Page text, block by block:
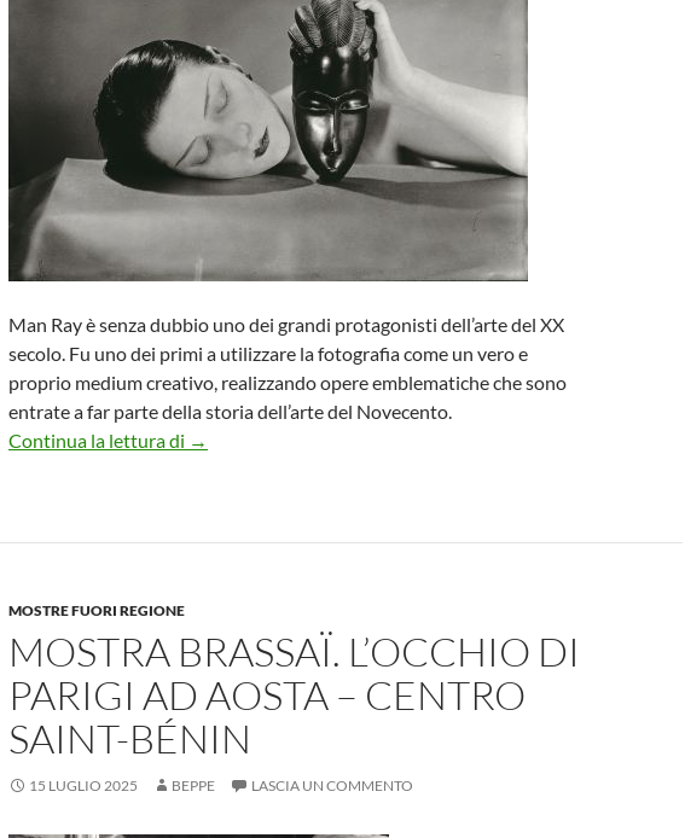
Man Ray è senza dubbio uno dei grandi protagonisti dell’arte del XX
secolo. Fu uno dei primi a utilizzare la fotografia come un vero e
proprio medium creativo, realizzando opere emblematiche che sono
entrate a far parte della storia dell’arte del Novecento.
Continua la lettura di MAN RAY. FORME DI LUCE a Palazzo Reale Milano
→
MOSTRE FUORI REGIONE
MOSTRA BRASSAÏ. L’OCCHIO DI
PARIGI AD AOSTA – CENTRO
SAINT-BÉNIN
15 LUGLIO 2025 BEPPE LASCIA UN COMMENTO